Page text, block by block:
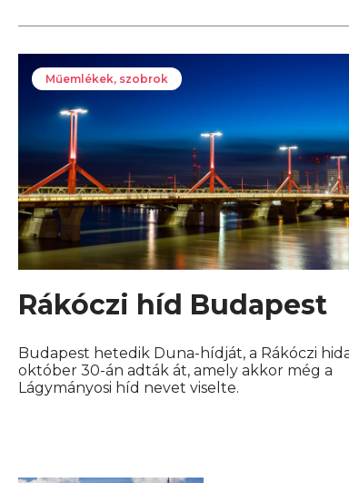
Műemlékek, szobrok
Rákóczi híd Budapest
Budapest hetedik Duna-hídját, a Rákóczi
október 30-án adták át, amely akkor még a
Lágymányosi híd nevet viselte.